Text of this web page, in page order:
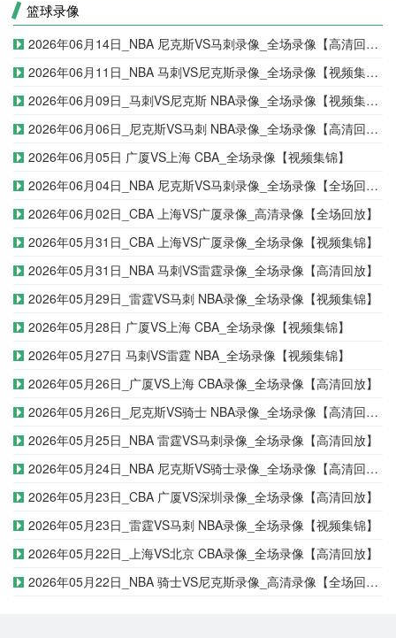
篮球录像
2026年06月14日_NBA 尼克斯VS马刺录像_全场录像【高清回放】
2026年06月11日_NBA 马刺VS尼克斯录像_全场录像【视频集锦】
2026年06月09日_马刺VS尼克斯 NBA录像_全场录像【视频集锦】
2026年06月06日_尼克斯VS马刺 NBA录像_全场录像【高清回放】
2026年06月05日 广厦VS上海 CBA_全场录像【视频集锦】
2026年06月04日_NBA 尼克斯VS马刺录像_全场录像【全场回放】
2026年06月02日_CBA 上海VS广厦录像_高清录像【全场回放】
2026年05月31日_CBA 上海VS广厦录像_全场录像【视频集锦】
2026年05月31日_NBA 马刺VS雷霆录像_全场录像【高清回放】
2026年05月29日_雷霆VS马刺 NBA录像_全场录像【视频集锦】
2026年05月28日 广厦VS上海 CBA_全场录像【视频集锦】
2026年05月27日 马刺VS雷霆 NBA_全场录像【视频集锦】
2026年05月26日_广厦VS上海 CBA录像_全场录像【高清回放】
2026年05月26日_尼克斯VS骑士 NBA录像_全场录像【高清回放】
2026年05月25日_NBA 雷霆VS马刺录像_全场录像【高清回放】
2026年05月24日_NBA 尼克斯VS骑士录像_全场录像【高清回放】
2026年05月23日_CBA 广厦VS深圳录像_全场录像【高清回放】
2026年05月23日_雷霆VS马刺 NBA录像_全场录像【视频集锦】
2026年05月22日_上海VS北京 CBA录像_全场录像【高清回放】
2026年05月22日_NBA 骑士VS尼克斯录像_高清录像【全场回放】